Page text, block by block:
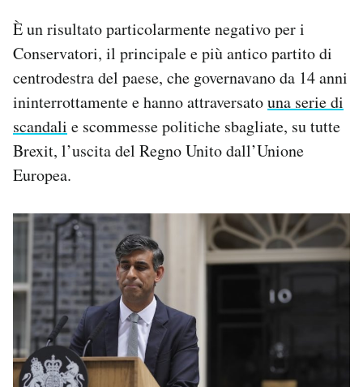
È un risultato particolarmente negativo per i
Conservatori, il principale e più antico partito di
centrodestra del paese, che governavano da 14 anni
ininterrottamente e hanno attraversatouna serie di
scandali e scommesse politiche sbagliate, su tutte
Brexit, l’uscita del Regno Unito dall’Unione
Europea.